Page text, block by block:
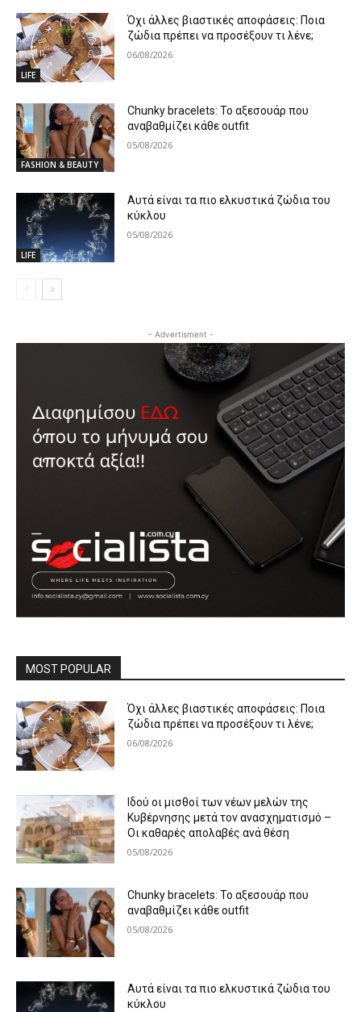
LIFE
Όχι άλλες βιαστικές αποφάσεις: Ποια
ζώδια πρέπει να προσέξουν τι λένε;
06/08/2026
FASHION & BEAUTY
Chunky bracelets: Το αξεσουάρ που
αναβαθμίζει κάθε outfit
05/08/2026
LIFE
Αυτά είναι τα πιο ελκυστικά ζώδια του
κύκλου
05/08/2026
- Advertisment -
MOST POPULAR
Όχι άλλες βιαστικές αποφάσεις: Ποια
ζώδια πρέπει να προσέξουν τι λένε;
06/08/2026
Ιδού οι μισθοί των νέων μελών της
Κυβέρνησης μετά τον ανασχηματισμό –
Οι καθαρές απολαβές ανά θέση
05/08/2026
Chunky bracelets: Το αξεσουάρ που
αναβαθμίζει κάθε outfit
05/08/2026
Αυτά είναι τα πιο ελκυστικά ζώδια του
κύκλου